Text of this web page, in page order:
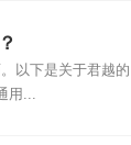
以下是关于君越的
用...